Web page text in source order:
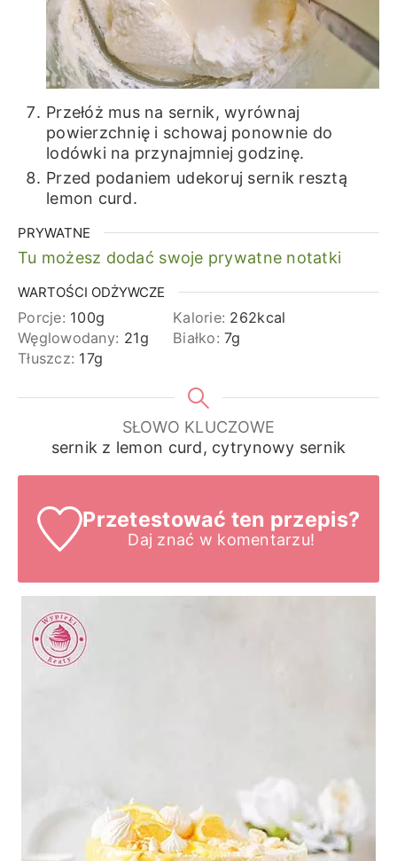
Przełóż mus na sernik, wyrównaj
powierzchnię i schowaj ponownie do
lodówki na przynajmniej godzinę.
Przed podaniem udekoruj sernik resztą
lemon curd.
PRYWATNE
Tu możesz dodać swoje prywatne notatki
WARTOŚCI ODŻYWCZE
Porcje: 100g Kalorie: 262kcal
Węglowodany: 21g Białko:7g
Tłuszcz: 17g
SŁOWO KLUCZOWE
sernik z lemon curd, cytrynowy sernik
Przetestować ten przepis?
Daj znać w komentarzu!